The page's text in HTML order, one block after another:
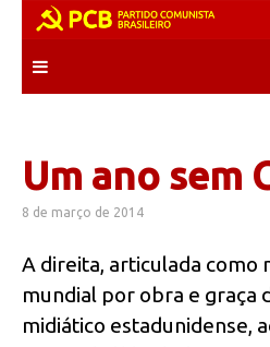
content
Um ano sem
8 de março de 2014
A direita, articulada como
mundial por obra e graça
midiático estadunidense,